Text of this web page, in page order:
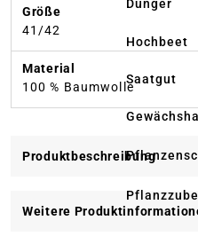
Dünger
Hochbeet
Saatgut
Größe
41/42
Material
100 % Baumwolle
Produktbeschreibung
Weitere